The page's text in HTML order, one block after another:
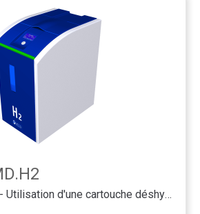
Pureté standard - Utilisation d'une cartouche déshydratante